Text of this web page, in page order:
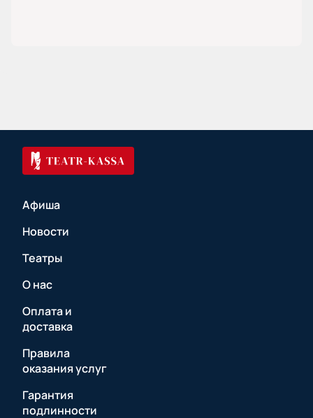
Афиша
Новости
Театры
О нас
Оплата и
доставка
Правила
оказания услуг
Гарантия
подлинности